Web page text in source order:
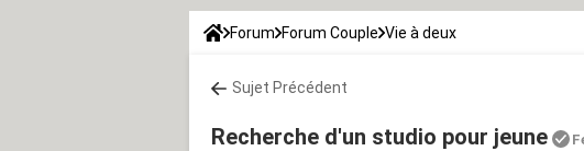
Forum Forum Couple Vie à deux
Sujet Précédent
Recherche d'un studio pour jeune